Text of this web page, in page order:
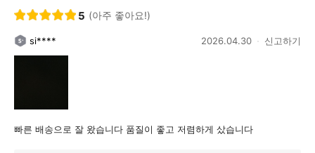
5 (아주 좋아요!)
si**** 2026.04.30 신고하기
빠른 배송으로 잘 왔습니다 품질이 좋고 저렴하게 샀습니다